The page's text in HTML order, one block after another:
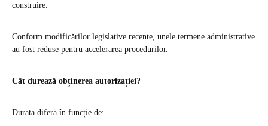
construire.
Conform modificărilor legislative recente, unele termene administrative
au fost reduse pentru accelerarea procedurilor.
Cât durează obținerea autorizației?
Durata diferă în funcție de: